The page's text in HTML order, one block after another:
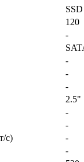
120
-
-
-
-
2.5"
-
-
с)
-
-